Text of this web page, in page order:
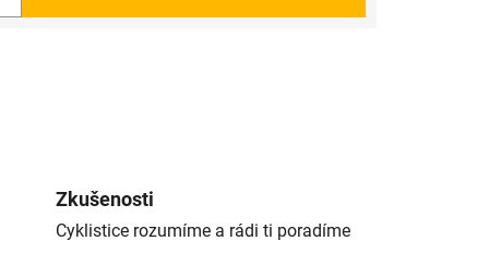
Zkušenosti
Cyklistice rozumíme a rádi ti poradíme